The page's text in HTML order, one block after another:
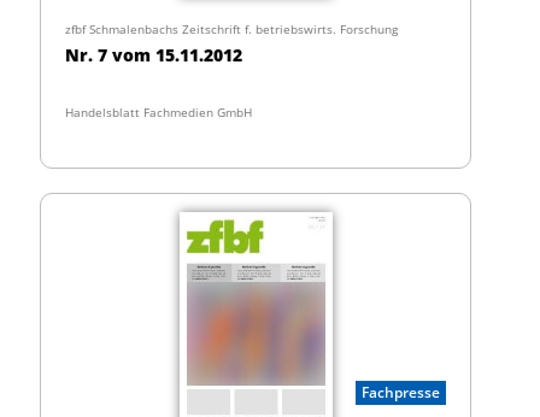
zfbf Schmalenbachs Zeitschrift f. betriebswirts. Forschung
Nr. 7 vom 15.11.2012
Handelsblatt Fachmedien GmbH
Fachpresse